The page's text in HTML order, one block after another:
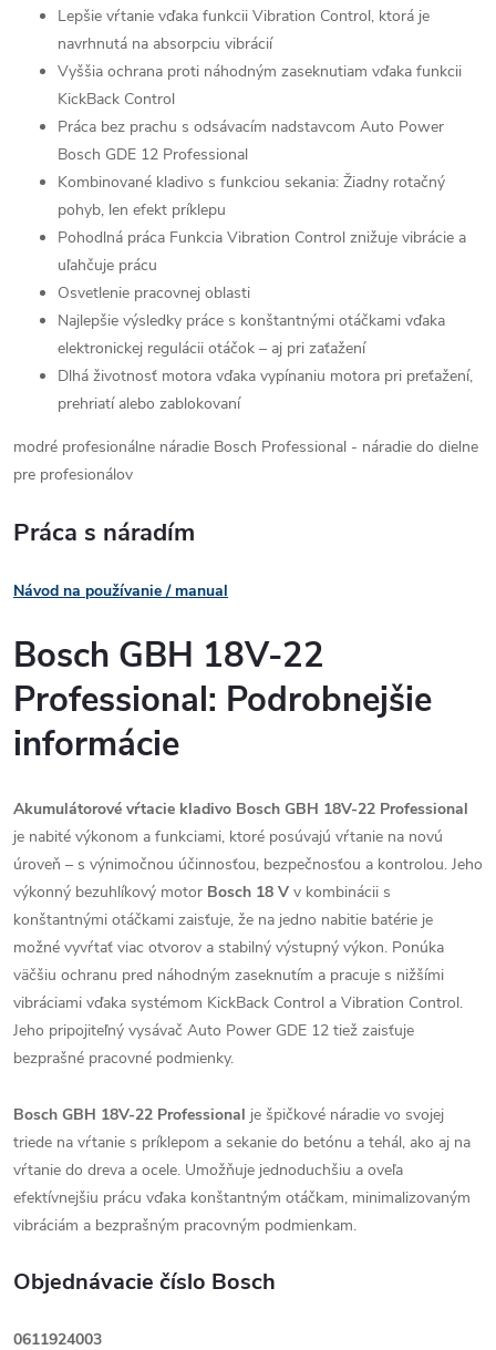
Lepšie vŕtanie vďaka funkcii Vibration Control, ktorá je
navrhnutá na absorpciu vibrácií
Vyššia ochrana proti náhodným zaseknutiam vďaka funkcii
KickBack Control
Práca bez prachu s odsávacím nadstavcom Auto Power
Bosch GDE 12 Professional
Kombinované kladivo s funkciou sekania: Žiadny rotačný
pohyb, len efekt príklepu
Pohodlná práca Funkcia Vibration Control znižuje vibrácie a
uľahčuje prácu
Osvetlenie pracovnej oblasti
Najlepšie výsledky práce s konštantnými otáčkami vďaka
elektronickej regulácii otáčok – aj pri zaťažení
Dlhá životnosť motora vďaka vypínaniu motora pri preťažení,
prehriatí alebo zablokovaní
modré profesionálne náradie Bosch Professional - náradie do dielne
pre profesionálov
Práca s náradím
Návod na používanie / manual
Bosch GBH 18V-22
Professional: Podrobnejšie
informácie
Akumulátorové vŕtacie kladivo Bosch GBH 18V-22 Professional
je nabité výkonom a funkciami, ktoré posúvajú vŕtanie na novú
úroveň – s výnimočnou účinnosťou, bezpečnosťou a kontrolou. Jeho
výkonný bezuhlíkový motor Bosch 18 V v kombinácii s
konštantnými otáčkami zaisťuje, že na jedno nabitie batérie je
možné vyvŕtať viac otvorov a stabilný výstupný výkon. Ponúka
väčšiu ochranu pred náhodným zaseknutím a pracuje s nižšími
vibráciami vďaka systémom KickBack Control a Vibration Control.
Jeho pripojiteľný vysávač Auto Power GDE 12 tiež zaisťuje
bezprašné pracovné podmienky.
Bosch GBH 18V-22 Professional je špičkové náradie vo svojej
triede na vŕtanie s príklepom a sekanie do betónu a tehál, ako aj na
vŕtanie do dreva a ocele. Umožňuje jednoduchšiu a oveľa
efektívnejšiu prácu vďaka konštantným otáčkam, minimalizovaným
vibráciám a bezprašným pracovným podmienkam.
Objednávacie číslo Bosch
0611924003